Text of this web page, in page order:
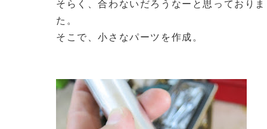
そらく、合わないだろうなーと思っており
た。
そこで、小さなパーツを作成。